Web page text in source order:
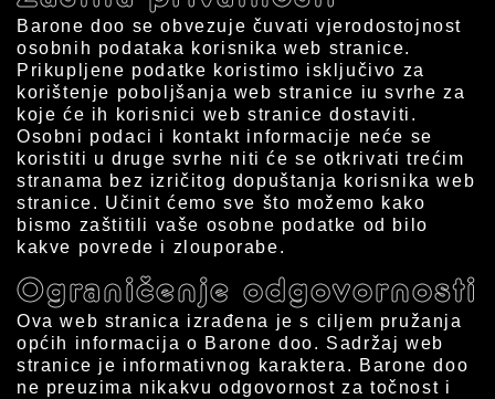
Barone doo se obvezuje čuvati vjerodostojnost
osobnih podataka korisnika web stranice.
Prikupljene podatke koristimo isključivo za
korištenje poboljšanja web stranice iu svrhe za
koje će ih korisnici web stranice dostaviti.
Osobni podaci i kontakt informacije neće se
koristiti u druge svrhe niti će se otkrivati ​​trećim
stranama bez izričitog dopuštanja korisnika web
stranice. Učinit ćemo sve što možemo kako
bismo zaštitili vaše osobne podatke od bilo
kakve povrede i zlouporabe.
Ograničenje odgovornosti
Ova web stranica izrađena je s ciljem pružanja
općih informacija o Barone doo. Sadržaj web
stranice je informativnog karaktera. Barone doo
ne preuzima nikakvu odgovornost za točnost i